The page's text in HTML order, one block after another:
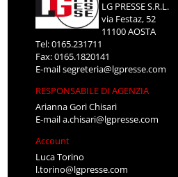
LG PRESSE S.R.L.
via Festaz, 52
11100 AOSTA
Tel: 0165.231711
Fax: 0165.1820141
E-mailsegreteria@lgpresse.com
RESPONSABILE DI AGENZIA
Arianna Gori Chisari
E-maila.chisari@lgpresse.com
Account
Luca Torino
l.torino@lgpresse.com